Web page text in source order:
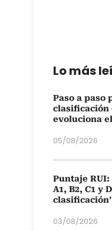
Lo más
Paso a paso
clasificación
evoluciona
05/08/2026
Puntaje
A1, B2, C1 y
clasificación’
03/08/2026